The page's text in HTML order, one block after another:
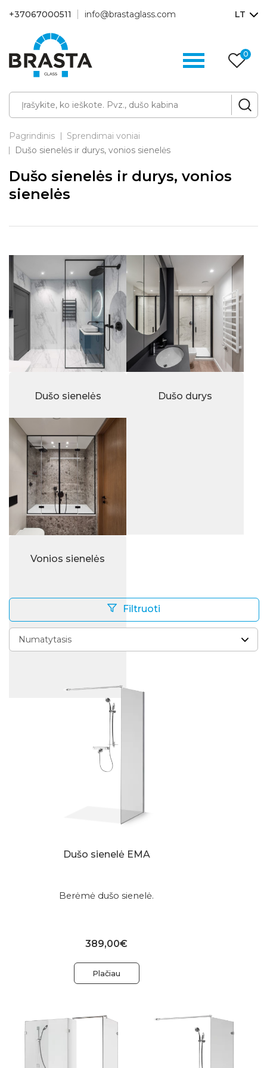
+37067000511 info@brastaglass.com LT
0
Pagrindinis
Sprendimai voniai
Dušo sienelės ir durys, vonios sienelės
Dušo sienelės ir durys, vonios
sienelės
Dušo sienelės Dušo durys
Vonios sienelės
Filtruoti
Dušo sienelė EMA
Berėmė dušo sienelė.
389,00€
Plačiau